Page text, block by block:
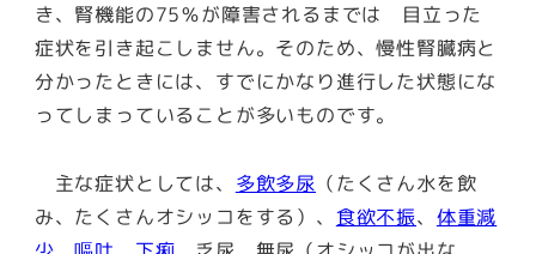
き、腎機能の75％が障害されるまでは 目立った
症状を引き起こしません。そのため、慢性腎臓病と
分かったときには、すでにかなり進行した状態にな
ってしまっていることが多いものです。
主な症状としては、 多飲多尿 （たくさん水を飲
み、たくさんオシッコをする）、 食欲不振、 体重減